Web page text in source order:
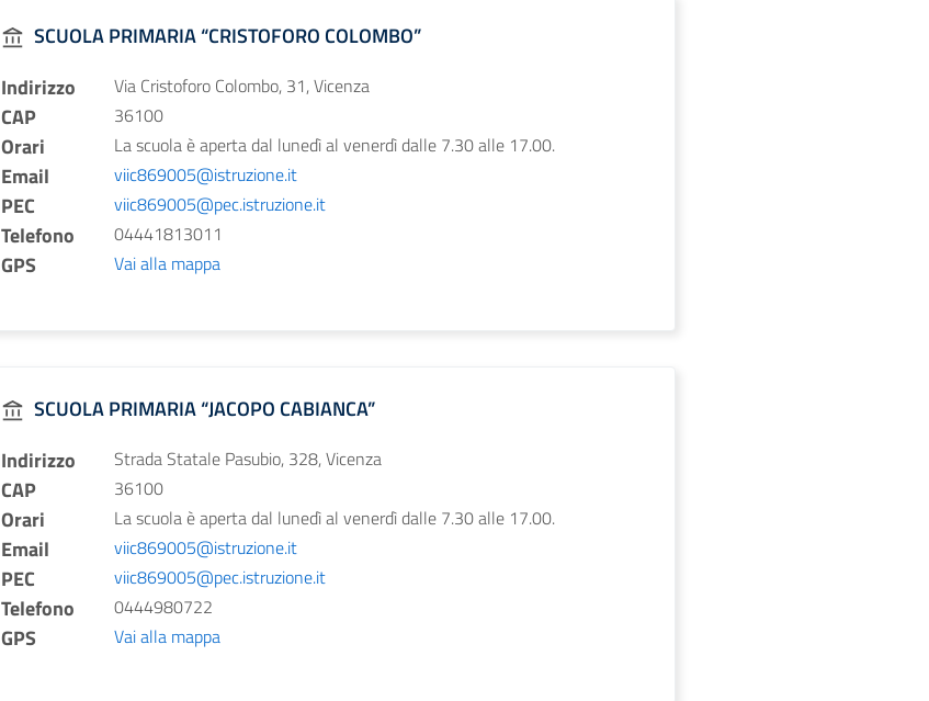
SCUOLA PRIMARIA “CRISTOFORO COLOMBO”
Indirizzo
Via Cristoforo Colombo, 31, Vicenza
CAP 36100
Orari La scuola è aperta dal lunedì al venerdì dalle 7.30 alle 17.00.
Email viic869005@istruzione.it
PEC viic869005@pec.istruzione.it
Telefono 04441813011
GPS Vai alla mappa
SCUOLA PRIMARIA “JACOPO CABIANCA”
Indirizzo
Strada Statale Pasubio, 328, Vicenza
CAP 36100
Orari La scuola è aperta dal lunedì al venerdì dalle 7.30 alle 17.00.
Email viic869005@istruzione.it
PEC viic869005@pec.istruzione.it
Telefono 0444980722
GPS Vai alla mappa